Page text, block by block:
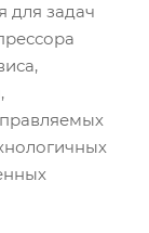
для задач